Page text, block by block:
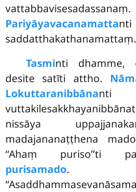
vattabbavisesadassanaṃ.
Pariyāyavacanamattanti
saddatthakathanamattaṃ.
Tasminti dhamme,
desite satīti attho.
Lokuttaranibbānanti
nissāya
madajananaṭṭhena
‘‘Ahaṃ puriso’’ti
purisamado.